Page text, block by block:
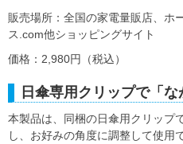
販売場所：全国の家電量販店、ホ
ス.com他ショッピングサイト
価格：2,980円（税込）
日傘専用クリップで「
本製品は、同梱の日傘用クリップ
し、お好みの角度に調整して使用